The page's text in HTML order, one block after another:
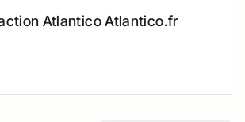
Atlantico Atlantico.fr